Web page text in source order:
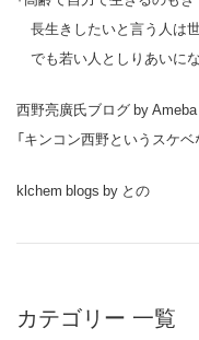
長生きしたいと言う人は
でも若い人としりあいに
西野亮廣氏ブログ by Ameba
「キンコン西野というスケベ
klchem blogs by との
カテゴリー 一覧